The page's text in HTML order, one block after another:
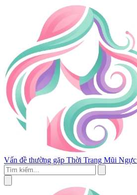
Vấn đề thường gặp Thời Trang Mũi Ngực